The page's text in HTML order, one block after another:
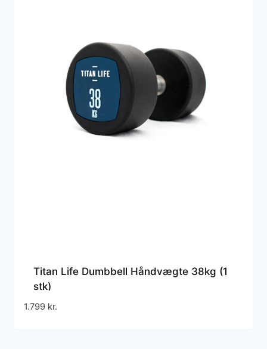
Titan Life Dumbbell Håndvægte 38kg (1
stk)
1.799 kr.